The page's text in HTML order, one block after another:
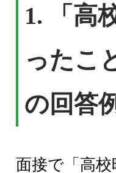
1. 「高
ったこ
の回答
面接で「高